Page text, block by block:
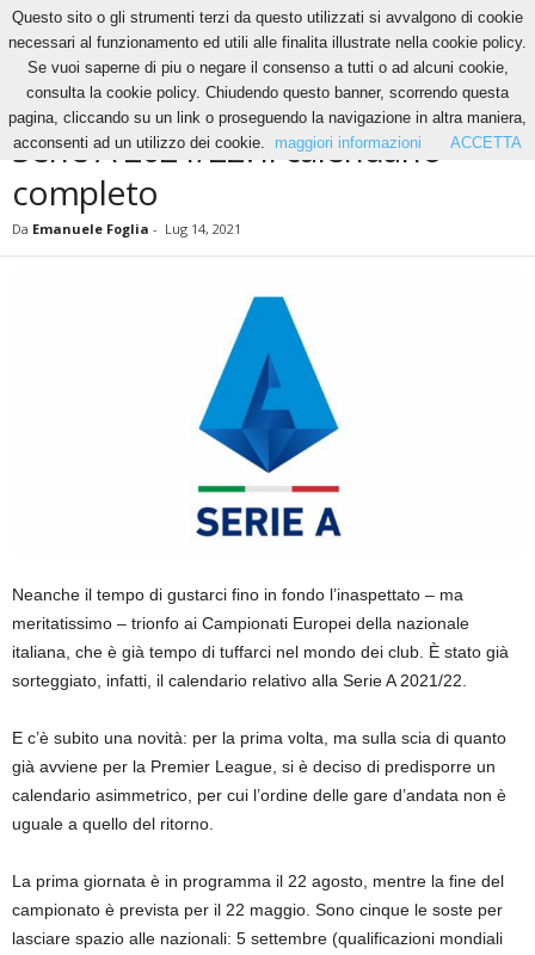
News Serie A 2021/22: il calendario completo
NEWS
Serie A 2021/22: il calendario
completo
Da Emanuele Foglia - Lug 14, 2021
Neanche il tempo di gustarci fino in fondo l’inaspettato – ma
meritatissimo – trionfo ai Campionati Europei della nazionale
italiana, che è già tempo di tuffarci nel mondo dei club. È stato già
sorteggiato, infatti, il calendario relativo alla Serie A 2021/22.
E c’è subito una novità: per la prima volta, ma sulla scia di quanto
già avviene per la Premier League, si è deciso di predisporre un
calendario asimmetrico, per cui l’ordine delle gare d’andata non è
uguale a quello del ritorno.
La prima giornata è in programma il 22 agosto, mentre la fine del
campionato è prevista per il 22 maggio. Sono cinque le soste per
lasciare spazio alle nazionali: 5 settembre (qualificazioni mondiali
Questo sito o gli strumenti terzi da questo utilizzati si avvalgono di cookie
necessari al funzionamento ed utili alle finalita illustrate nella cookie policy.
Se vuoi saperne di piu o negare il consenso a tutti o ad alcuni cookie,
consulta la cookie policy. Chiudendo questo banner, scorrendo questa
pagina, cliccando su un link o proseguendo la navigazione in altra maniera,
acconsenti ad un utilizzo dei cookie.
maggiori informazioni ACCETTA